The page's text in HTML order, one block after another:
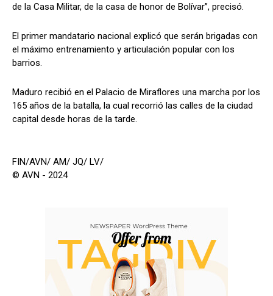
de la Casa Militar, de la casa de honor de Bolívar”, precisó.
El primer mandatario nacional explicó que serán brigadas con
el máximo entrenamiento y articulación popular con los
barrios.
Maduro recibió en el Palacio de Miraflores una marcha por los
165 años de la batalla, la cual recorrió las calles de la ciudad
capital desde horas de la tarde.
FIN/AVN/ AM/ JQ/ LV/
© AVN - 2024